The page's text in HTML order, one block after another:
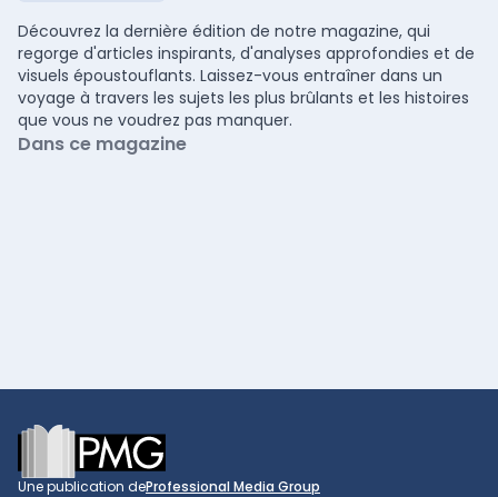
Découvrez la dernière édition de notre magazine, qui
regorge d'articles inspirants, d'analyses approfondies et de
visuels époustouflants. Laissez-vous entraîner dans un
voyage à travers les sujets les plus brûlants et les histoires
que vous ne voudrez pas manquer.
Dans ce magazine
Footer
Une publication deProfessional Media Group